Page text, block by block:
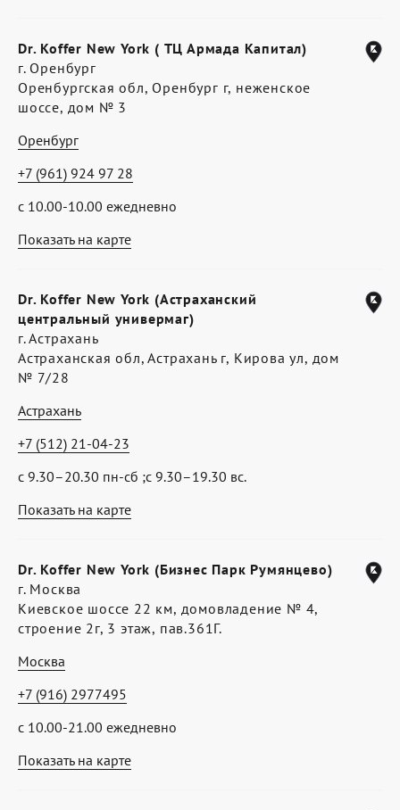
Показать на карте
Dr. Koffer New York ( ТЦ Армада Капитал)
г. Оренбург
Оренбургская обл, Оренбург г, неженское
шоссе, дом № 3
Оренбург
с 10.00-10.00 ежедневно
+7 (961) 924 97 28
Показать на карте
Dr. Koffer New York (Астраханский
центральный универмаг)
г. Астрахань
Астраханская обл, Астрахань г, Кирова ул, дом
№ 7/28
Астрахань
с 9.30–20.30 пн-сб ;с 9.30–19.30 вс.
+7 (512) 21-04-23
Показать на карте
Dr. Koffer New York (Бизнес Парк Румянцево)
г. Москва
Киевское шоссе 22 км, домовладение № 4,
строение 2г, 3 этаж, пав.361Г.
Москва
с 10.00-21.00 ежедневно
+7 (916) 2977495